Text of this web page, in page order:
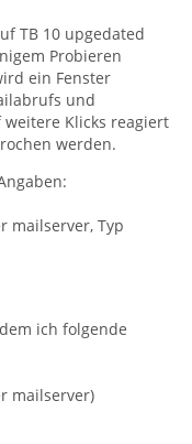
TB 10 upgedated
Probieren
ein Fenster
und
Klicks reagiert
werden.
mailserver, Typ
ich folgende
mailserver)